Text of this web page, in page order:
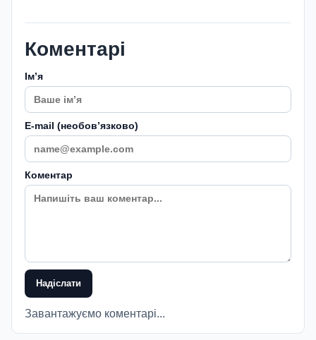
Коментарі
Імʼя
E-mail (необовʼязково)
Коментар
Надіслати
Завантажуємо коментарі...